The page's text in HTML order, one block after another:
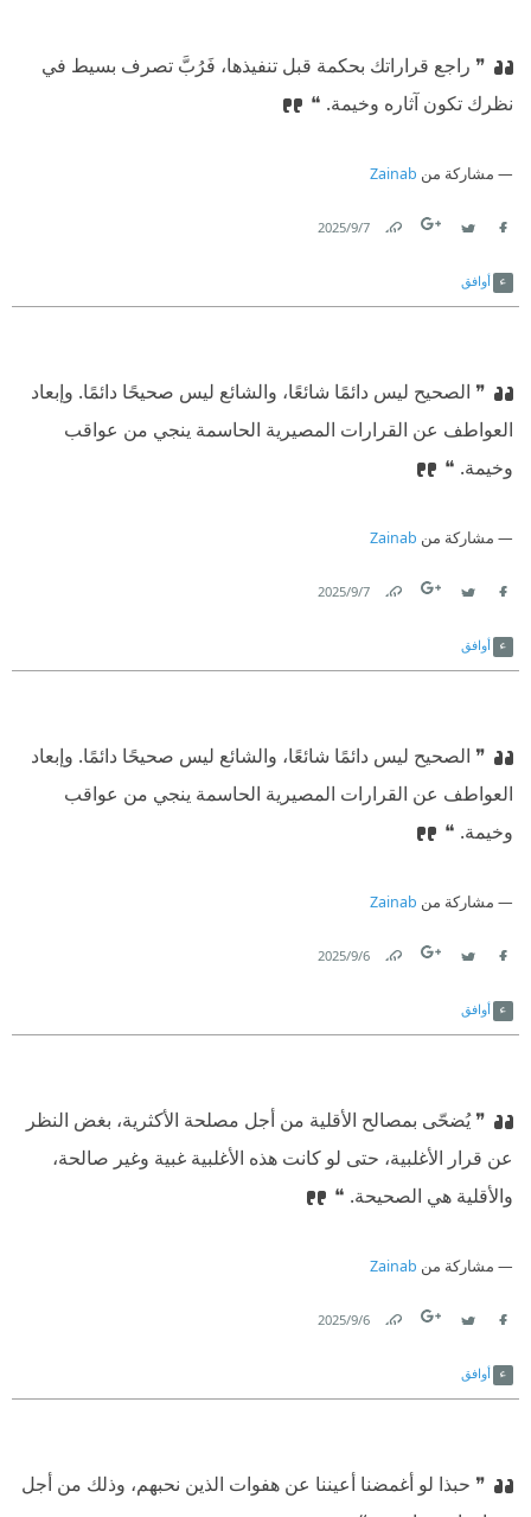
❞ راجع قراراتك بحكمة قبل تنفيذها، فَرُبَّ تصرف بسيط في
نظرك تكون آثاره وخيمة. ❝
مشاركة من Zainab
7‏/9‏/2025
أوافق
❞ الصحيح ليس دائمًا شائعًا، والشائع ليس صحيحًا دائمًا. وإبعاد
العواطف عن القرارات المصيرية الحاسمة ينجي من عواقب
وخيمة. ❝
مشاركة من Zainab
7‏/9‏/2025
أوافق
❞ الصحيح ليس دائمًا شائعًا، والشائع ليس صحيحًا دائمًا. وإبعاد
العواطف عن القرارات المصيرية الحاسمة ينجي من عواقب
وخيمة. ❝
مشاركة من Zainab
6‏/9‏/2025
أوافق
❞ يُضحّى بمصالح الأقلية من أجل مصلحة الأكثرية، بغض النظر
عن قرار الأغلبية، حتى لو كانت هذه الأغلبية غبية وغير صالحة،
والأقلية هي الصحيحة. ❝
مشاركة من Zainab
6‏/9‏/2025
أوافق
❞ حبذا لو أغمضنا أعيننا عن هفوات الذين نحبهم، وذلك من أجل